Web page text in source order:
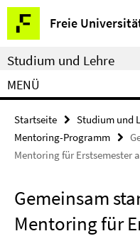
Springe
direkt
zu
Inhalt
Freie
Service-
Navigation
Studium und Lehre
MENÜ
Startseite Studium und
Mentoring-Programm
Mentoring für Erstsemester
Gemeinsam
Mentoring für